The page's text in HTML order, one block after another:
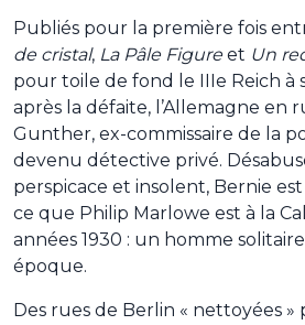
Publiés pour la première fois
de cristal, La Pâle Figureet Un
pour toile de fond le IIIe Reich à
après la défaite, l’Allemagne en
Gunther, ex-commissaire de la
devenu détective privé.
perspicace et insolent, Bernie est
ce que Philip Marlowe est à la
années 1930 : un homme
époque.
Des rues de Berlin « nettoyées